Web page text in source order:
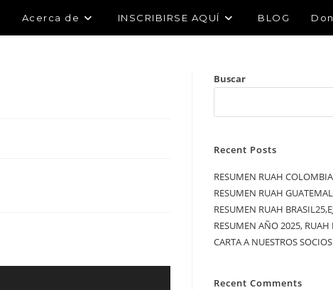
Acerca de INSCRIBIRSE AQUÍ BLOG
Buscar
Recent Posts
RESUMEN RUAH
RESUMEN RUAH
RESUMEN RUAH
RESUMEN AÑO 2025,
CARTA A NUESTROS
Recent Comments